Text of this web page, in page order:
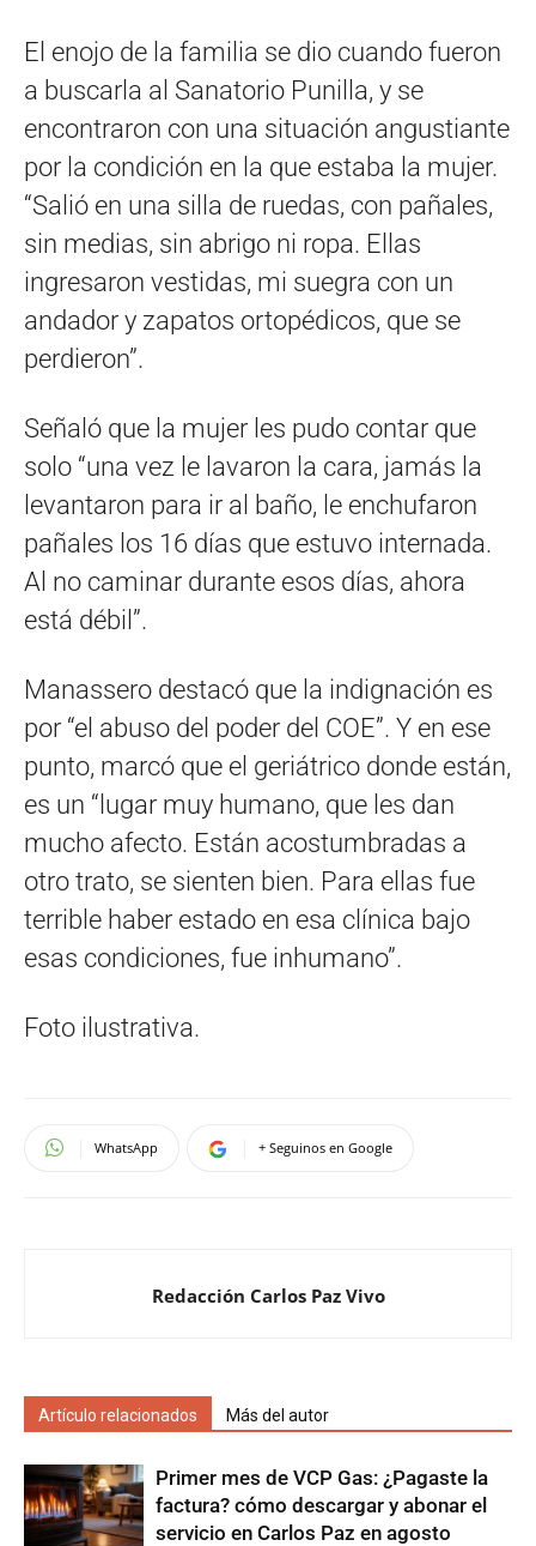
El enojo de la familia se dio cuando fueron
a buscarla al Sanatorio Punilla, y se
encontraron con una situación angustiante
por la condición en la que estaba la mujer.
“Salió en una silla de ruedas, con pañales,
sin medias, sin abrigo ni ropa. Ellas
ingresaron vestidas, mi suegra con un
andador y zapatos ortopédicos, que se
perdieron”.
Señaló que la mujer les pudo contar que
solo “una vez le lavaron la cara, jamás la
levantaron para ir al baño, le enchufaron
pañales los 16 días que estuvo internada.
Al no caminar durante esos días, ahora
está débil”.
Manassero destacó que la indignación es
por “el abuso del poder del COE”. Y en ese
punto, marcó que el geriátrico donde están,
es un “lugar muy humano, que les dan
mucho afecto. Están acostumbradas a
otro trato, se sienten bien. Para ellas fue
terrible haber estado en esa clínica bajo
esas condiciones, fue inhumano”.
Foto ilustrativa.
WhatsApp + Seguinos en Google
Redacción Carlos Paz Vivo
Artículo relacionados Más del autor
Primer mes de VCP Gas: ¿Pagaste la
factura? cómo descargar y abonar el
servicio en Carlos Paz en agosto